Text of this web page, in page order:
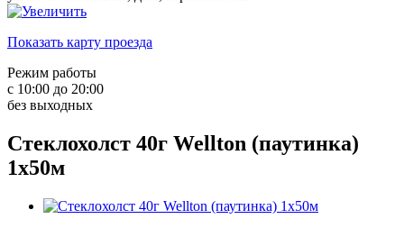
Показать карту проезда
Режим работы
с 10:00 до 20:00
без выходных
Стеклохолст 40г Wellton (паутинка)
1х50м